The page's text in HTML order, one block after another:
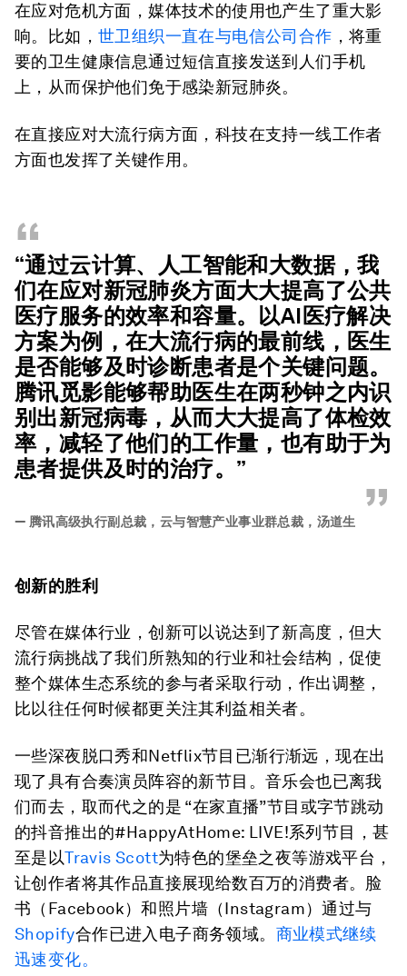
在应对危机方面，媒体技术的使用也产生了重大影
响。比如， 世卫组织一直在与电信公司合作 ，将重
要的卫生健康信息通过短信直接发送到人们手机
上，从而保护他们免于感染新冠肺炎。
在直接应对大流行病方面，科技在支持一线工作者
方面也发挥了关键作用。
“
“通过云计算、人工智能和大数据，我
们在应对新冠肺炎方面大大提高了公共
医疗服务的效率和容量。以AI医疗解决
方案为例，在大流行病的最前线，医生
是否能够及时诊断患者是个关键问题。
腾讯觅影能够帮助医生在两秒钟之内识
别出新冠病毒，从而大大提高了体检效
率，减轻了他们的工作量，也有助于为
患者提供及时的治疗。”
”
— 腾讯高级执行副总裁，云与智慧产业事业群总裁，汤道生
创新的胜利
尽管在媒体行业，创新可以说达到了新高度，但大
流行病挑战了我们所熟知的行业和社会结构，促使
整个媒体生态系统的参与者采取行动，作出调整，
比以往任何时候都更关注其利益相关者。
一些深夜脱口秀和Netflix节目已渐行渐远，现在出
现了具有合奏演员阵容的新节目。音乐会也已离我
们而去，取而代之的是 “在家直播”节目或字节跳动
的抖音推出的#HappyAtHome: LIVE!系列节目，甚
至是以Travis Scott为特色的堡垒之夜等游戏平台，
让创作者将其作品直接展现给数百万的消费者。脸
书（Facebook）和照片墙（Instagram）通过与
Shopify合作已进入电子商务领域。 商业模式继续
迅速变化。